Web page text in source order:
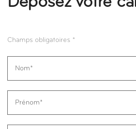
Champs obligatoires *